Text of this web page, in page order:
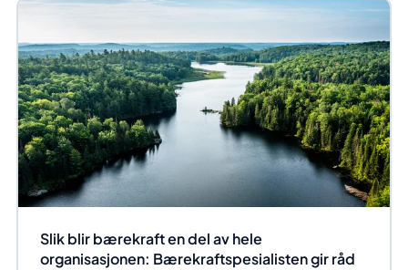
Slik blir bærekraft en del av hele
organisasjonen: Bærekraftspesialisten gir råd